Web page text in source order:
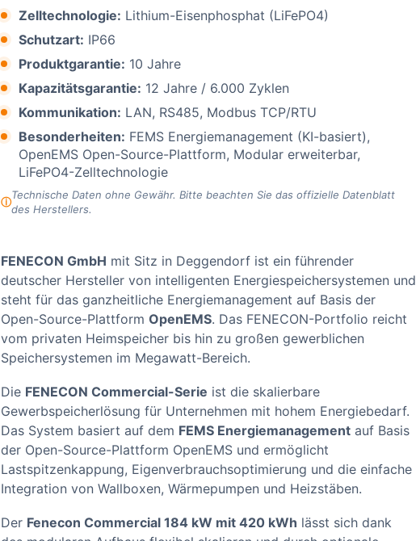
Zelltechnologie: Lithium-Eisenphosphat (LiFePO4)
Schutzart: IP66
Produktgarantie: 10 Jahre
Kapazitätsgarantie: 12 Jahre / 6.000 Zyklen
Kommunikation: LAN, RS485, Modbus TCP/RTU
Besonderheiten: FEMS Energiemanagement (KI-basiert),
OpenEMS Open-Source-Plattform, Modular erweiterbar,
LiFePO4-Zelltechnologie
Technische Daten ohne Gewähr. Bitte beachten Sie das offizielle Datenblatt
des Herstellers.
FENECON GmbH mit Sitz in Deggendorf ist ein führender
deutscher Hersteller von intelligenten Energiespeichersystemen und
steht für das ganzheitliche Energiemanagement auf Basis der
Open-Source-Plattform OpenEMS. Das FENECON-Portfolio reicht
vom privaten Heimspeicher bis hin zu großen gewerblichen
Speichersystemen im Megawatt-Bereich.
Die FENECON Commercial-Serie ist die skalierbare
Gewerbspeicherlösung für Unternehmen mit hohem Energiebedarf.
Das System basiert auf dem FEMS Energiemanagement auf Basis
der Open-Source-Plattform OpenEMS und ermöglicht
Lastspitzenkappung, Eigenverbrauchsoptimierung und die einfache
Integration von Wallboxen, Wärmepumpen und Heizstäben.
Der Fenecon Commercial 184 kW mit 420 kWh lässt sich dank